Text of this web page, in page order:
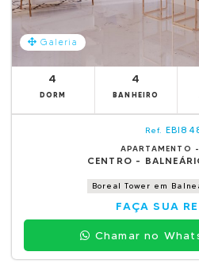
Galeria
4
DORM
4
BANHEIRO
Ref.
APARTAMENTO
CENTRO -
Boreal Tower em
FAÇA SUA
Chamar no